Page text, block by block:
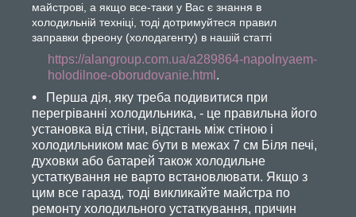
майстрові, а якщо все-таки у Вас є знання в
холодильній техніці, тоді дотримуйтеся правил
заправки фреону (холодагенту) в нашій статті
https://alangroup.com.ua/a289864-napolnyaem-
holodilnoe-oborudovanie.html .
Перша дія, яку треба подивитися при
перегріванні холодильника, - це правильна його
установка від стіни, відстань між стіною і
холодильником має бути в межах 7 см Біля печі,
духовки або батарей також холодильне
устаткування не варто встановлювати. Якщо з
цим все гаразд, тоді викликайте майстра по
ремонту холодильного устаткування, причин